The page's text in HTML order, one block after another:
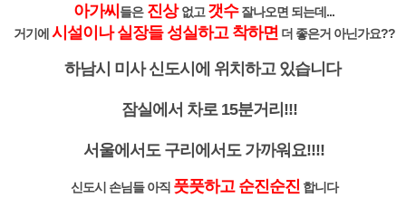
아가씨 들은 진상 없고 갯수잘나오면 되는데...
거기에 시설이나 실장들 성실하고 착하면 더 좋은거 아닌가요??
하남시 미사 신도시에 위치하고 있습니다
잠실에서 차로 15분거리!!!
서울에서도 구리에서도 가까워요!!!!
신도시 손님들 아직 풋풋하고 순진순진 합니다